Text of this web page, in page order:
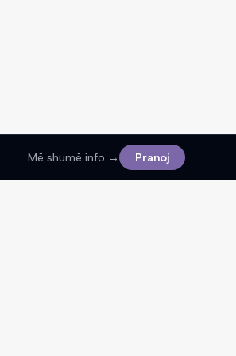
Më shumë info → Pranoj